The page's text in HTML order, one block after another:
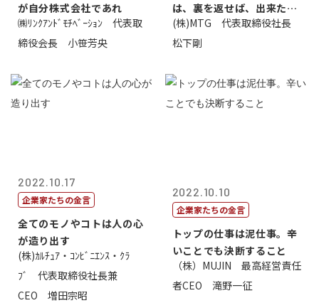
が自分株式会社であれ
㈱ﾘﾝｸｱﾝﾄﾞﾓﾁﾍﾞｰｼｮﾝ 代表取
締役会長 小笹芳央
は、裏を返せば、出来たら
価値があるとい...
(株)MTG 代表取締役社長
松下剛
2022.10.17
企業家たちの金言
全てのモノやコトは人の心
が造り出す
(株)ｶﾙﾁｭｱ・ｺﾝﾋﾞﾆｴﾝｽ・ｸﾗ
ﾌﾞ 代表取締役社長兼
CEO 増田宗昭
2022.10.10
企業家たちの金言
トップの仕事は泥仕事。辛
いことでも決断すること
（株）MUJIN 最高経営責任
者CEO 滝野一征